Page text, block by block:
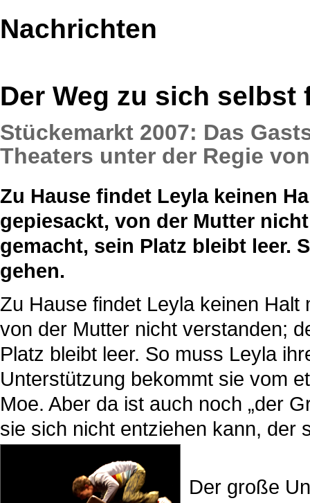
Nachrichten
Der Weg zu sich
Stückemarkt 2007: Das
Theaters unter der Regie
Zu Hause findet Leyla keinen
gepiesackt, von der Mutter
gemacht, sein Platz bleibt leer.
gehen.
Zu Hause findet Leyla keinen
von der Mutter nicht verstanden;
Platz bleibt leer. So muss Leyla
Unterstützung bekommt sie vom
Moe. Aber da ist auch noch „der
sie sich nicht entziehen kann, der
Der große